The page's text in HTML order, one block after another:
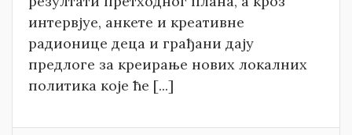
интервјуе, анкете и креативне
радионице деца и грађани дају
предлоге за креирање нових локалних
политика које ће [...]